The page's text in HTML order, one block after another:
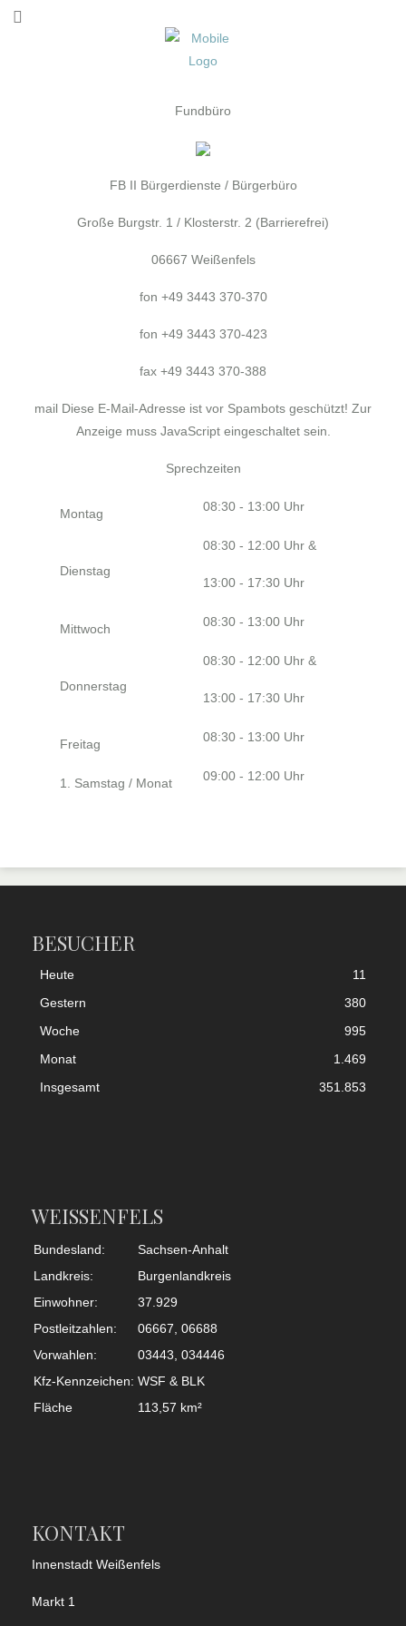
Fundbüro
FB II Bürgerdienste / Bürgerbüro
Große Burgstr. 1 / Klosterstr. 2 (Barrierefrei)
06667 Weißenfels
fon +49 3443 370-370
fon +49 3443 370-423
fax +49 3443 370-388
mail Diese E-Mail-Adresse ist vor Spambots geschützt! Zur
Anzeige muss JavaScript eingeschaltet sein.
Sprechzeiten
Montag 08:30 - 13:00 Uhr
Dienstag
08:30 - 12:00 Uhr &
13:00 - 17:30 Uhr
Mittwoch 08:30 - 13:00 Uhr
Donnerstag
08:30 - 12:00 Uhr &
13:00 - 17:30 Uhr
Freitag 08:30 - 13:00 Uhr
1. Samstag / Monat 09:00 - 12:00 Uhr
BESUCHER
Heute
11
Gestern
380
Woche
995
Monat
1.469
Insgesamt
351.853
WEISSENFELS
Bundesland:
Sachsen-Anhalt
Landkreis:
Burgenlandkreis
Einwohner:
37.929
Postleitzahlen:
06667, 06688
Vorwahlen:
03443, 034446
Kfz-Kennzeichen: WSF & BLK
Fläche
113,57 km²
KONTAKT
Innenstadt Weißenfels
Markt 1